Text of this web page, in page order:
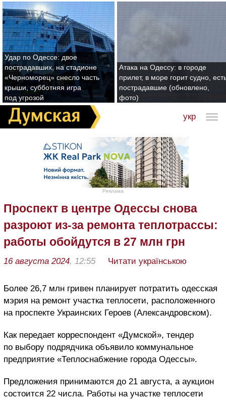
Удар по Одессе: двое
пострадавших, на стадионе
«Черноморец» снесло часть
крыши, субботняя игра
под угрозой
Атака на Одессу: в городе
прилет, в море горит судно,
пострадавшие (обновлено,
фото)
укр
Реклама
Проспект в центре Одессы снова
разроют из-за ремонта теплотрассы:
работы обойдутся в 27 млн грн
16 августа 2024, 12:55 Читати українською
Более 26,7 млн гривен планирует потратить одесская
мэрия на ремонт участка теплосети, расположенного
на проспекте Украинских Героев (Александровском).
Как передает корреспондент «Думской», тендер
по выбору подрядчика объявило коммунальное
предприятие «Теплоснабжение города Одессы».
Предложения принимаются до 21 августа, а аукцион
состоится 22 числа. Работы на участке теплосети